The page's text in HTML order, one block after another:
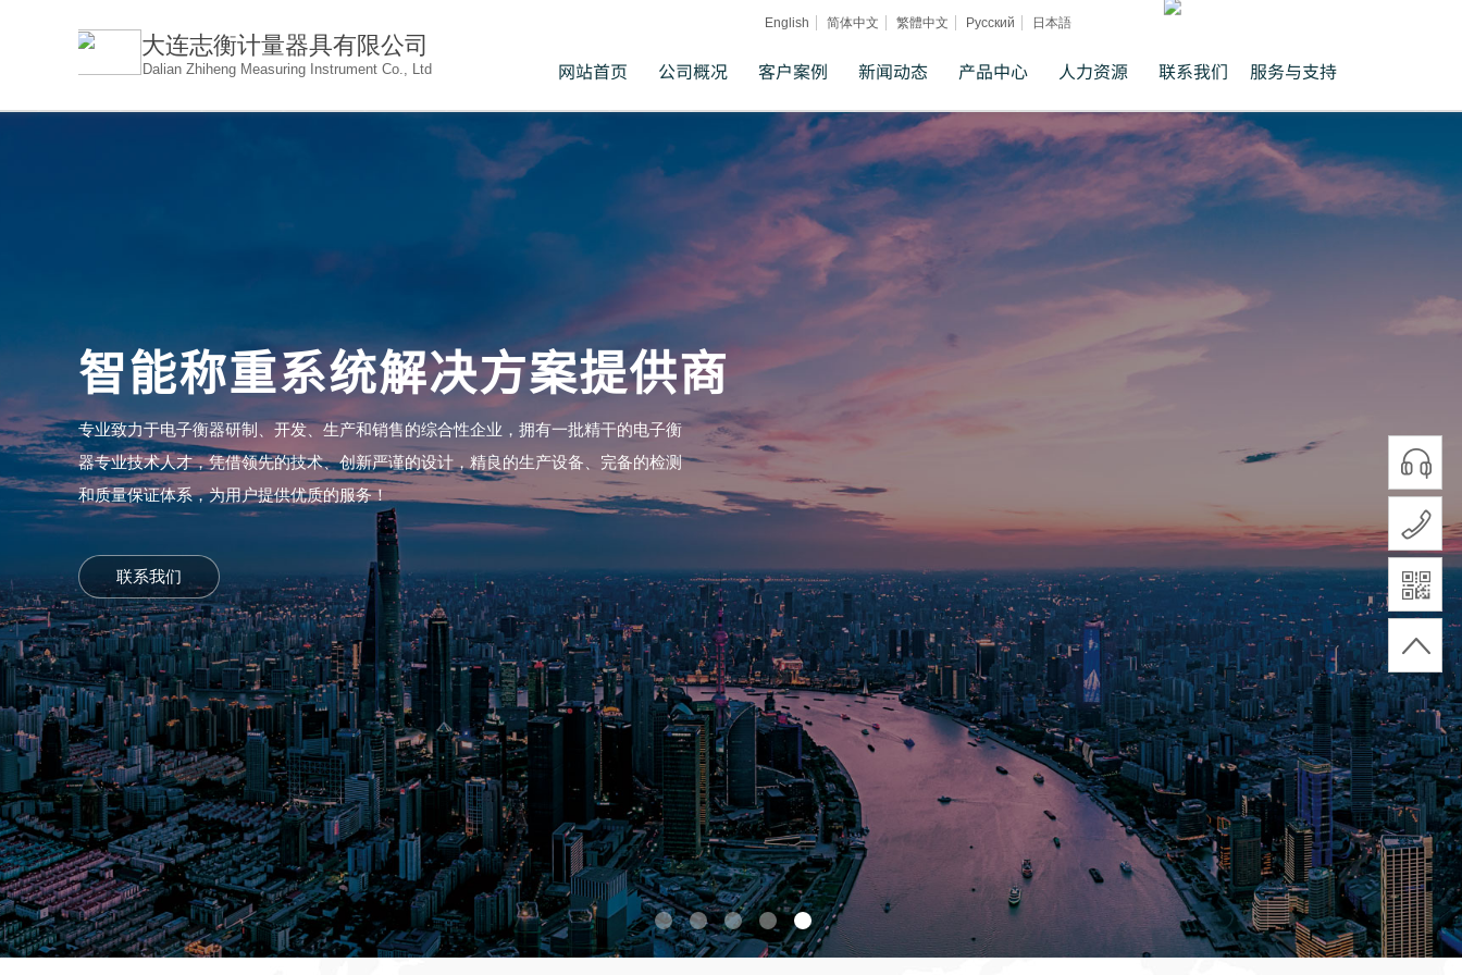
大连志衡计量器具有限公司
网站首页 公司概况 客户案例 新闻动态 产品中心 人力资源 联系我们 服务与支持
Dalian Zhiheng Measuring Instrument Co., Ltd
English 简体中文 繁體中文 Русский 日本語
智能称重系统解决方案提供商
专业致力于电子衡器研制、开发、生产和销售的综合性企业，拥有一批精干的电子衡
器专业技术人才，凭借领先的技术、创新严谨的设计，精良的生产设备、完备的检测
和质量保证体系，为用户提供优质的服务！
联系我们